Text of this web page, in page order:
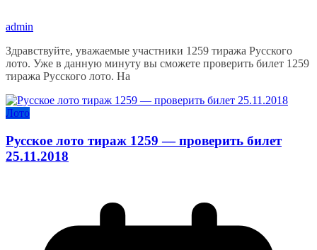
admin
Здравствуйте, уважаемые участники 1259 тиража Русского
лото. Уже в данную минуту вы сможете проверить билет 1259
тиража Русского лото. На
Лото
Русское лото тираж 1259 — проверить билет
25.11.2018